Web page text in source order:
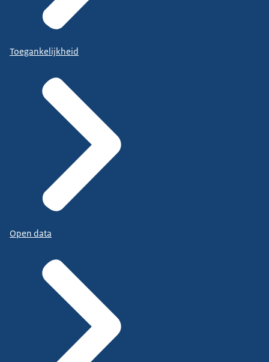
Toegankelijkheid
Open data